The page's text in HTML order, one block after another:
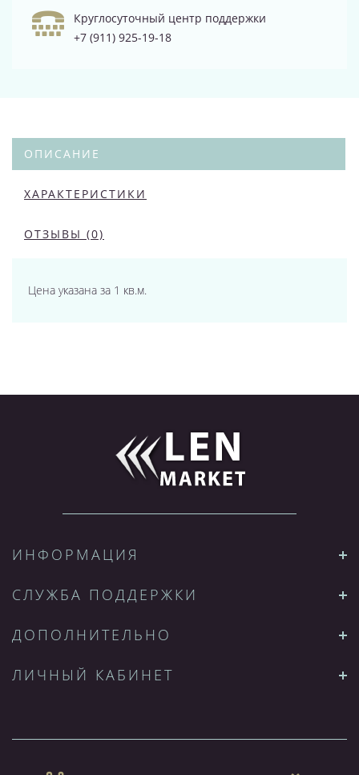
Круглосуточный центр поддержки
+7 (911) 925-19-18
ОПИСАНИЕ
ХАРАКТЕРИСТИКИ
ОТЗЫВЫ (0)
Цена указана за 1 кв.м.
ИНФОРМАЦИЯ
СЛУЖБА ПОДДЕРЖКИ
ДОПОЛНИТЕЛЬНО
ЛИЧНЫЙ КАБИНЕТ